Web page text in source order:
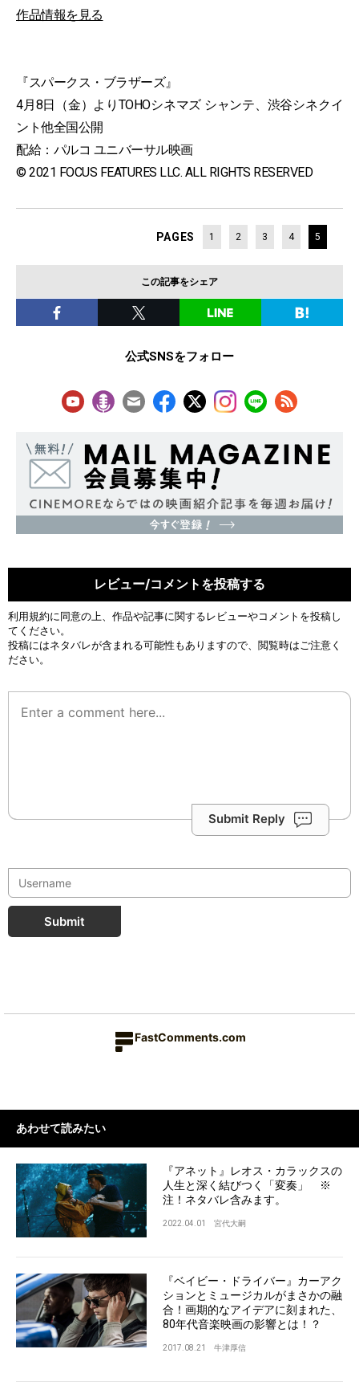
作品情報を見る
『スパークス・ブラザーズ』
4月8日（金）よりTOHOシネマズ シャンテ、渋谷シネクイ
ント他全国公開
配給：パルコ ユニバーサル映画
© 2021 FOCUS FEATURES LLC. ALL RIGHTS RESERVED
PAGES 1 2 3 4 5
この記事をシェア
公式SNSをフォロー
レビュー/コメントを投稿する
利用規約に同意の上、作品や記事に関するレビューやコメントを投稿し
てください。
投稿にはネタバレが含まれる可能性もありますので、閲覧時はご注意く
ださい。
Submit Reply
Submit
FastComments.com
あわせて読みたい
『アネット』レオス・カラックスの
人生と深く結びつく「変奏」 ※
注！ネタバレ含みます。
2022.04.01 宮代大嗣
『ベイビー・ドライバー』カーアク
ションとミュージカルがまさかの融
合！画期的なアイデアに刻まれた、
80年代音楽映画の影響とは！？
2017.08.21 牛津厚信